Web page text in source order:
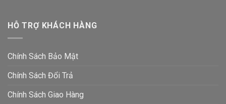
HỖ TRỢ KHÁCH HÀNG
Chính Sách Bảo Mật
Chính Sách Đổi Trả
Chính Sách Giao Hàng